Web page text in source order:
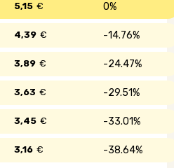
0%
5,15 €
14.76%
4,39 €
24.47%
3,89 €
29.51%
3,63 €
33.01%
3,45 €
38.64%
3,16 €